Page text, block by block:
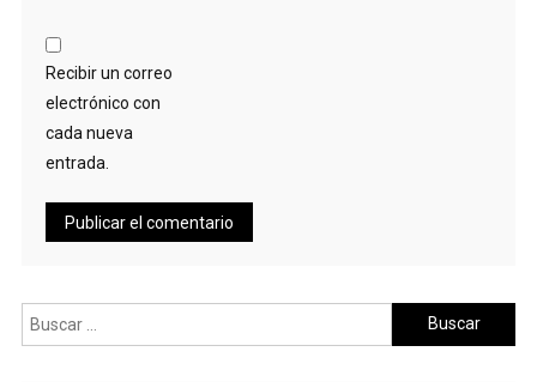
Recibir un correo
electrónico con
cada nueva
entrada.
Buscar: